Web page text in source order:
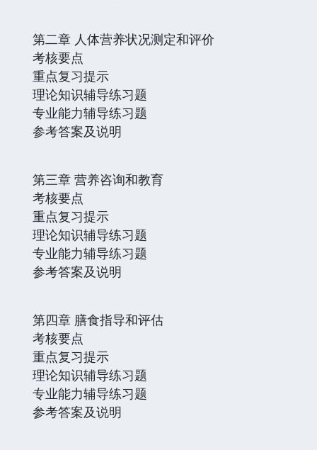
第二章 人体营养状况测定和评价
考核要点
重点复习提示
理论知识辅导练习题
专业能力辅导练习题
参考答案及说明
第三章 营养咨询和教育
考核要点
重点复习提示
理论知识辅导练习题
专业能力辅导练习题
参考答案及说明
第四章 膳食指导和评估
考核要点
重点复习提示
理论知识辅导练习题
专业能力辅导练习题
参考答案及说明